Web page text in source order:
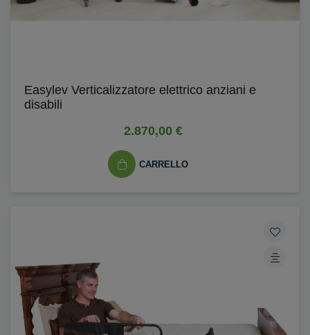
Easylev Verticalizzatore elettrico anziani e
disabili
2.870,00 €
CARRELLO